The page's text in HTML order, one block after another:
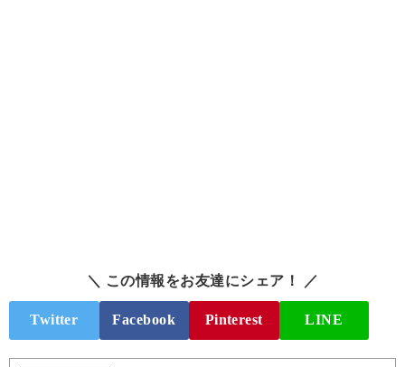
＼ この情報をお友達にシェア！ ／
Twitter Facebook Pinterest LINE